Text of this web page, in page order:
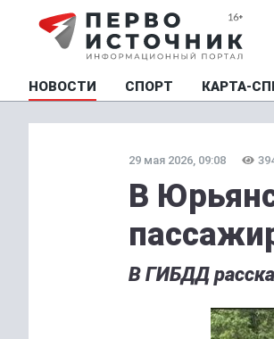
НОВОСТИ СПОРТ КАРТА-
29 мая 2026, 09:08
В
В ГИБДД